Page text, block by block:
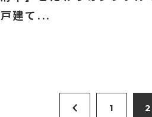
建て...
1 2